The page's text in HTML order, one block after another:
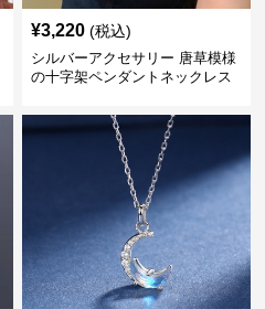
¥3,220 (税込)
シルバーアクセサリー 唐草模様
の十字架ペンダントネックレス